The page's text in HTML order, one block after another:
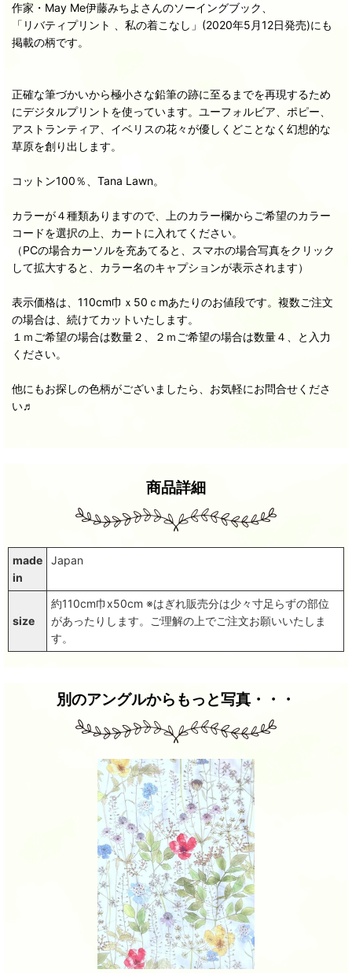
作家・May Me伊藤みちよさんのソーイングブック、
「リバティプリント 、私の着こなし」(2020年5月12日発売)にも
掲載の柄です。
正確な筆づかいから極小さな鉛筆の跡に至るまでを再現するため
にデジタルプリントを使っています。ユーフォルビア、ポピー、
アストランティア、イベリスの花々が優しくどことなく幻想的な
草原を創り出します。
コットン100％、Tana Lawn。
カラーが４種類ありますので、上のカラー欄からご希望のカラー
コードを選択の上、カートに入れてください。
（PCの場合カーソルを充あてると、スマホの場合写真をクリック
して拡大すると、カラー名のキャプションが表示されます）
表示価格は、110cm巾ｘ50ｃmあたりのお値段です。複数ご注文
の場合は、続けてカットいたします。
１ｍご希望の場合は数量２、２ｍご希望の場合は数量４、と入力
ください。
他にもお探しの色柄がございましたら、お気軽にお問合せくださ
い♬
商品詳細
made
in
Japan
size
約110cm巾x50cm ※はぎれ販売分は少々寸足らずの部位
があったりします。ご理解の上でご注文お願いいたしま
す。
別のアングルからもっと写真・・・